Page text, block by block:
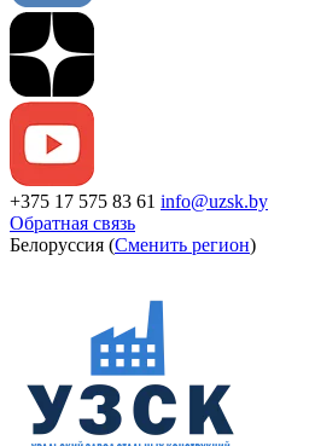
+375 17 575 83 61 info@uzsk.by
Обратная связь
Белоруссия (Сменить регион)